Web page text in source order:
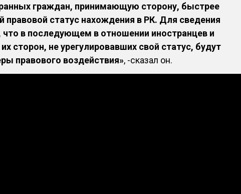
граждан, принимающую сторону, быстрее
правовой статус нахождения в РК. Для сведения
в последующем в отношении иностранцев и
сторон, не урегулировавших свой статус, будут
правового воздействия», -сказал он.